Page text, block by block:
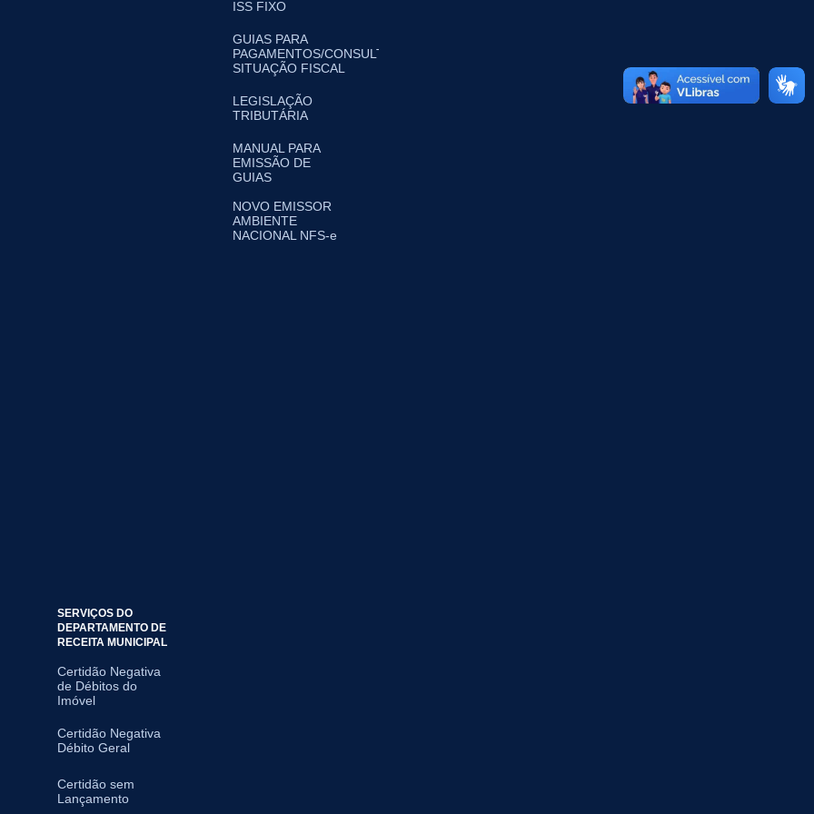
ISS FIXO
GUIAS PARA
PAGAMENTOS/CONSULTA
SITUAÇÃO FISCAL
LEGISLAÇÃO
TRIBUTÁRIA
MANUAL PARA
EMISSÃO DE
GUIAS
NOVO EMISSOR
AMBIENTE
NACIONAL NFS-e
SERVIÇOS DO
DEPARTAMENTO DE
RECEITA MUNICIPAL
Certidão Negativa
de Débitos do
Imóvel
Certidão Negativa
Débito Geral
Certidão sem
Lançamento